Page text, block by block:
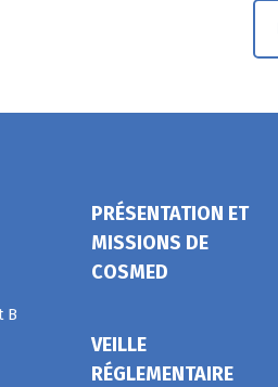
B
PRÉSENTATION ET
MISSIONS DE
COSMED
VEILLE
RÉGLEMENTAIRE